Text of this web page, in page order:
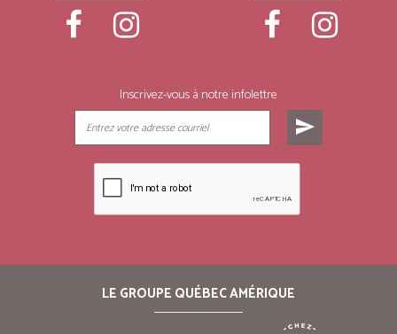
Inscrivez-vous à notre infolettre
send
LE GROUPE QUÉBEC AMÉRIQUE